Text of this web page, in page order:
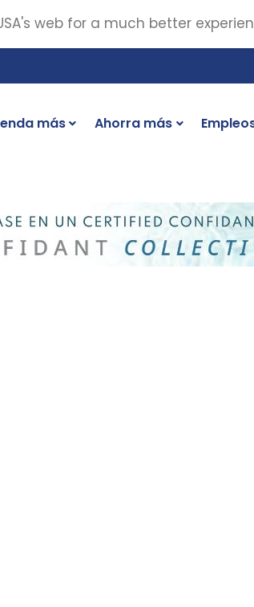
más Ahorra más
web for a much better